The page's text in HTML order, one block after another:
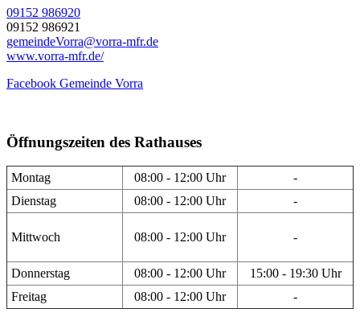
09152 986920
09152 986921
gemeindeVorra@vorra-mfr.de
www.vorra-mfr.de/
Facebook Gemeinde Vorra
Öffnungszeiten des Rathauses
Montag 08:00 - 12:00 Uhr
-
Dienstag
08:00 - 12:00 Uhr -
Mittwoch 08:00 - 12:00 Uhr -
Donnerstag 08:00 - 12:00 Uhr
15:00 - 19:30 Uhr
Freitag
08:00 - 12:00 Uhr -